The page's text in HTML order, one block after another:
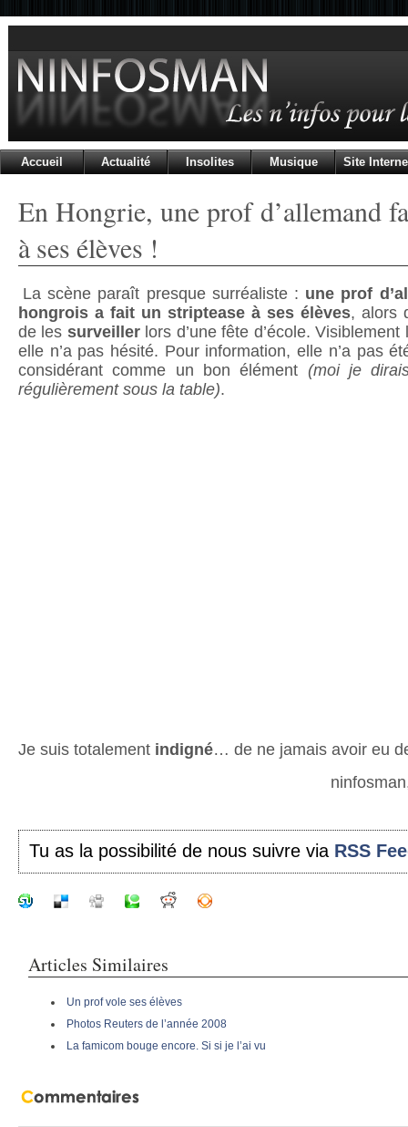
Accueil Actualité Insolites Musique Site
En Hongrie, une prof d’allemand
à ses élèves !
La scène paraît presque surréaliste : une prof
hongrois a fait un striptease à ses élèves, alors
de les surveillerlors d’une fête d’école.
elle n’a pas hésité. Pour information, elle n’a pas
considérant comme un bon élément (moi je
régulièrement sous la table).
Je suis totalement indigné… de ne jamais avoir eu
Tu as la possibilité de nous suivre via RSS
Articles Similaires
Un prof vole ses élèves
Photos Reuters de l’année 2008
La famicom bouge encore. Si si je l’ai vu